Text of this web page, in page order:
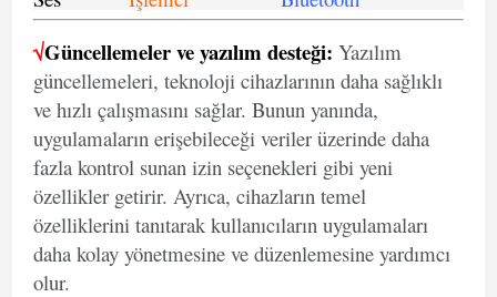
√Güncellemeler ve yazılım desteği: Yazılım
güncellemeleri, teknoloji cihazlarının daha sağlıklı
ve hızlı çalışmasını sağlar. Bunun yanında,
uygulamaların erişebileceği veriler üzerinde daha
fazla kontrol sunan izin seçenekleri gibi yeni
özellikler getirir. Ayrıca, cihazların temel
özelliklerini tanıtarak kullanıcıların uygulamaları
daha kolay yönetmesine ve düzenlemesine yardımcı
olur.